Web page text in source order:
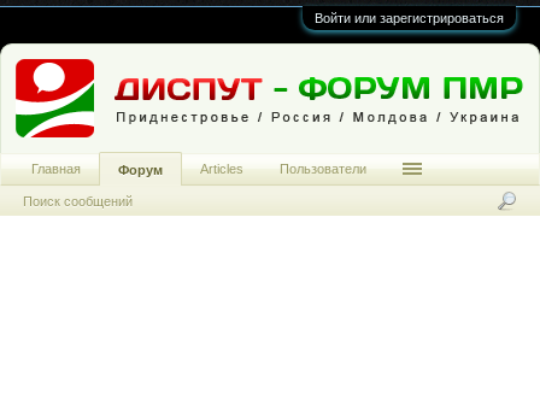
Войти или зарегистрироваться
Главная Форум
Поиск сообщений
Articles Пользователи